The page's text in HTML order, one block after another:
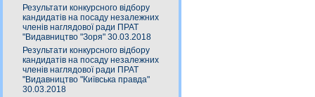
Результати конкурсного відбору
кандидатів на посаду незалежних
членів наглядової ради ПРАТ
"Видавництво "Зоря" 30.03.2018
Результати конкурсного відбору
кандидатів на посаду незалежних
членів наглядової ради ПРАТ
"Видавництво "Київська правда"
30.03.2018